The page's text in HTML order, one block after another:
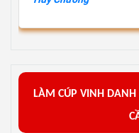
LÀM CÚP VINH DANH